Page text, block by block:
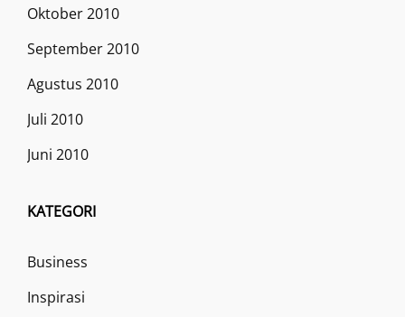
Oktober 2010
September 2010
Agustus 2010
Juli 2010
Juni 2010
KATEGORI
Business
Inspirasi